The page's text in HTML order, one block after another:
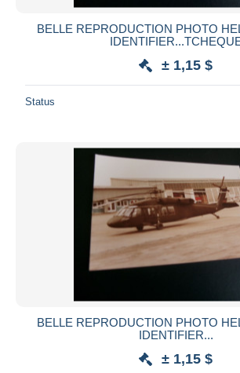
BELLE REPRODUCTION PHOTO
± 1,15 $
Status
BELLE REPRODUCTION PHOTO
IDENTIFIER...
± 1,15 $